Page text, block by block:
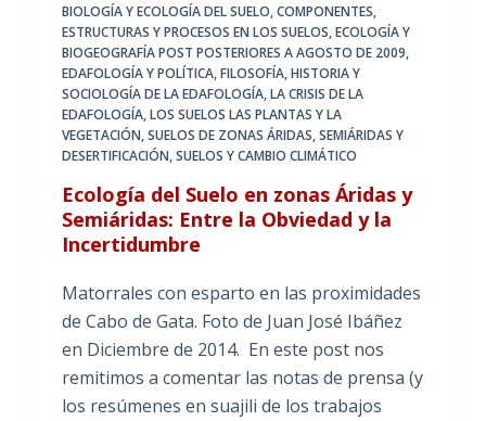
BIOLOGÍA Y ECOLOGÍA DEL SUELO,COMPONENTES,
ESTRUCTURAS Y PROCESOS EN LOS SUELOS,ECOLOGÍA Y
BIOGEOGRAFÍA POST POSTERIORES A AGOSTO DE 2009,
EDAFOLOGÍA Y POLÍTICA,FILOSOFÍA, HISTORIA Y
SOCIOLOGÍA DE LA EDAFOLOGÍA,LA CRISIS DE LA
EDAFOLOGÍA,LOS SUELOS LAS PLANTAS Y LA
VEGETACIÓN,SUELOS DE ZONAS ÁRIDAS, SEMIÁRIDAS Y
DESERTIFICACIÓN,SUELOS Y CAMBIO CLIMÁTICO
Ecología del Suelo en zonas Áridas y
Semiáridas: Entre la Obviedad y la
Incertidumbre
Matorrales con esparto en las proximidades
de Cabo de Gata. Foto de Juan José Ibáñez
en Diciembre de 2014. En este post nos
remitimos a comentar las notas de prensa (y
los resúmenes en suajili de los trabajos